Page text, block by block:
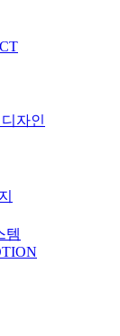
자인
템